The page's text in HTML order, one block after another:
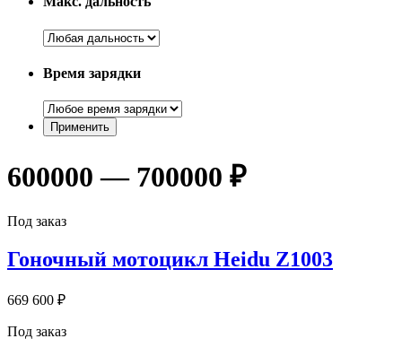
Время зарядки
600000 — 700000 ₽
Под заказ
Гоночный мотоцикл Heidu Z1003
669 600 ₽
Под заказ